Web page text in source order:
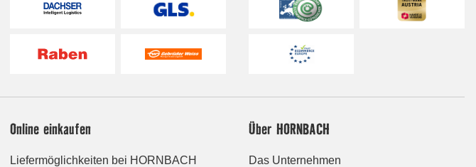
Online einkaufen
Liefermöglichkeiten bei HORNBACH
Über HORNBACH
Das Unternehmen